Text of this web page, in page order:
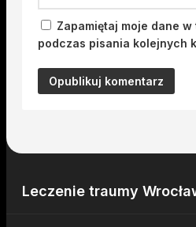
Zapamiętaj moje dane
podczas pisania kolejnych